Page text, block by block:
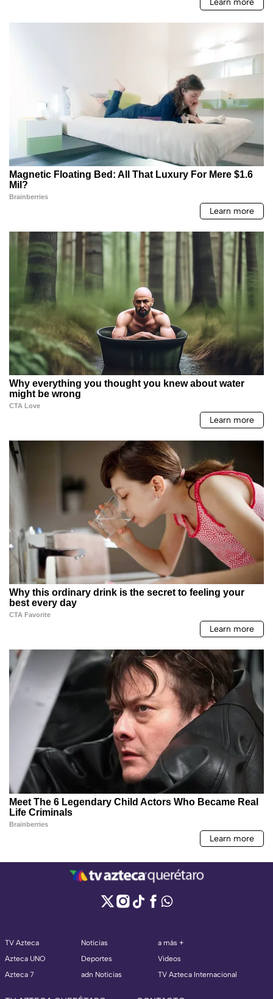
TV Azteca
Azteca UNO
Azteca 7
Noticias
Deportes
adn Noticias
a más +
Videos
TV Azteca Internacional